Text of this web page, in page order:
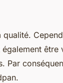
être
Par